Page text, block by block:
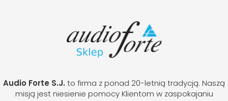
Audio Forte S.J. to firma z ponad 20-letnią tradycją. Naszą
misją jest niesienie pomocy Klientom w zaspokajaniu